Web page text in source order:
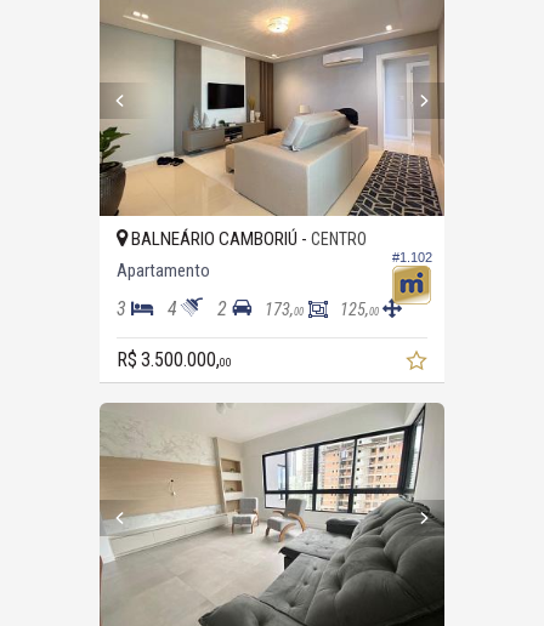
#1.102
BALNEÁRIO CAMBORIÚ - CENTRO
Apartamento
3 4 2 173,00 125,00
R$ 3.500.000,00